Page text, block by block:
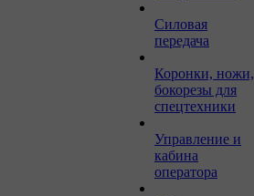
Силовая
передача
Коронки, ножи,
бокорезы для
спецтехники
Управление и
кабина
оператора